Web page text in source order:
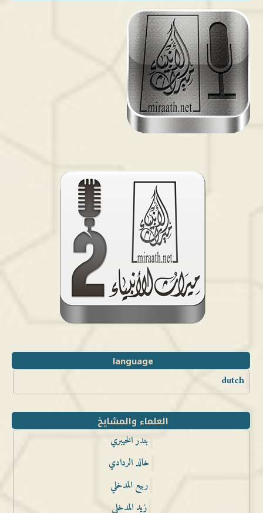
language
dutch
العلماء والمشايخ
بندر الخيبري
خالد الردادي
ربيع المدخلي
زيد المدخلي